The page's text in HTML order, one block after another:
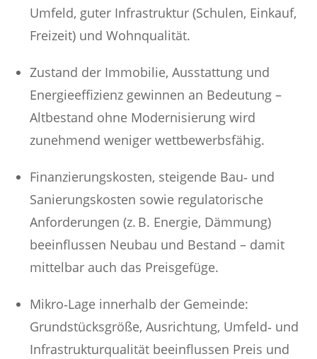
Umfeld, guter Infrastruktur (Schulen, Einkauf,
Freizeit) und Wohnqualität.
Zustand der Immobilie, Ausstattung und
Energieeffizienz gewinnen an Bedeutung –
Altbestand ohne Modernisierung wird
zunehmend weniger wettbewerbsfähig.
Finanzierungskosten, steigende Bau‑ und
Sanierungskosten sowie regulatorische
Anforderungen (z. B. Energie, Dämmung)
beeinflussen Neubau und Bestand – damit
mittelbar auch das Preisgefüge.
Mikro‑Lage innerhalb der Gemeinde:
Grundstücksgröße, Ausrichtung, Umfeld‑ und
Infrastrukturqualität beeinflussen Preis und